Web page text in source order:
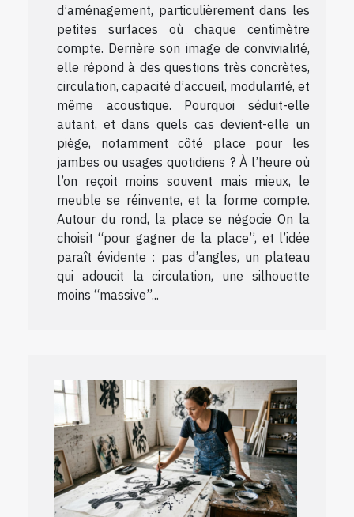
d’aménagement, particulièrement dans les
petites surfaces où chaque centimètre
compte. Derrière son image de convivialité,
elle répond à des questions très concrètes,
circulation, capacité d’accueil, modularité, et
même acoustique. Pourquoi séduit-elle
autant, et dans quels cas devient-elle un
piège, notamment côté place pour les
jambes ou usages quotidiens ? À l’heure où
l’on reçoit moins souvent mais mieux, le
meuble se réinvente, et la forme compte.
Autour du rond, la place se négocie On la
choisit “pour gagner de la place”, et l’idée
paraît évidente : pas d’angles, un plateau
qui adoucit la circulation, une silhouette
moins “massive”...